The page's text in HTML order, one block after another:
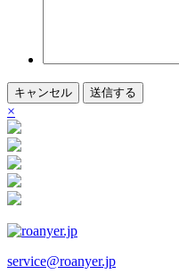
キャンセル 送信する
×
service@roanyer.jp